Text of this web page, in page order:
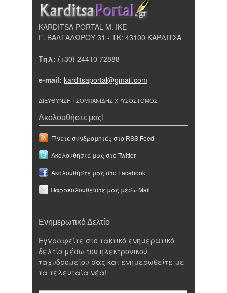
KARDITSA PORTAL Μ. ΙΚΕ
Γ. ΒΑΛΤΑΔΩΡΟΥ 31 - ΤΚ: 43100 ΚΑΡΔΙΤΣΑ
Τηλ: (+30) 24410 72888
e-mail: karditsaportal@gmail.com
ΔΙΕΥΘΥΝΣΗ ΤΣΟΜΠΑΝΙΔΗΣ ΧΡΥΣΟΣΤΟΜΟΣ
Ακολουθήστε μας!
Γίνετε συνδρομητές στο RSS Feed
Ακολουθήστε μας στο Twitter
Ακολουθήστε μας στο Facebook
Παρακολουθείστε μας μέσω Mail
Ενημερωτικό Δελτίο
Εγγραφείτε στο τακτικό ενημερωτικό
δελτίο μέσω του ηλεκτρονικού
ταχυδρομείου σας και ενημερωθείτε με
τα τελευταία νέα!